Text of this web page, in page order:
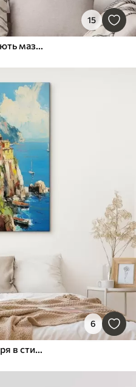
15
Будинки на березі моря імітують мазки живопису
6
Італійське місто на березі моря в стилі олійного живопису